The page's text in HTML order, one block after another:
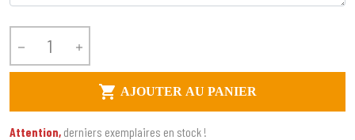
 
 AJOUTER AU PANIER
Attention, derniers exemplaires en stock !